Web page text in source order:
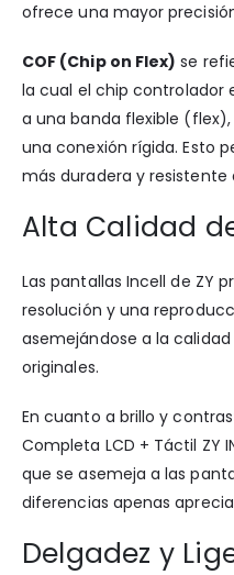
ofrece una mayor
COF (Chip on Flex) se
la cual el chip
a una banda flexible
una conexión rígida. Esto
más duradera y resistente
Alta Calidad
Las pantallas Incell de ZY
resolución y una
asemejándose a la
originales.
En cuanto a brillo y
Completa LCD + Táctil ZY
que se asemeja a las
diferencias apenas
Delgadez y